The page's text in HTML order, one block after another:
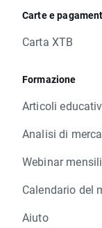
Carte e
Carta XTB
Formazione
Articoli
Analisi di
Webinar mensili
Calendario del
Aiuto